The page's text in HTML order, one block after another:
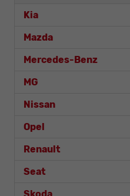
Kia
Mazda
Mercedes-Benz
MG
Nissan
Opel
Renault
Seat